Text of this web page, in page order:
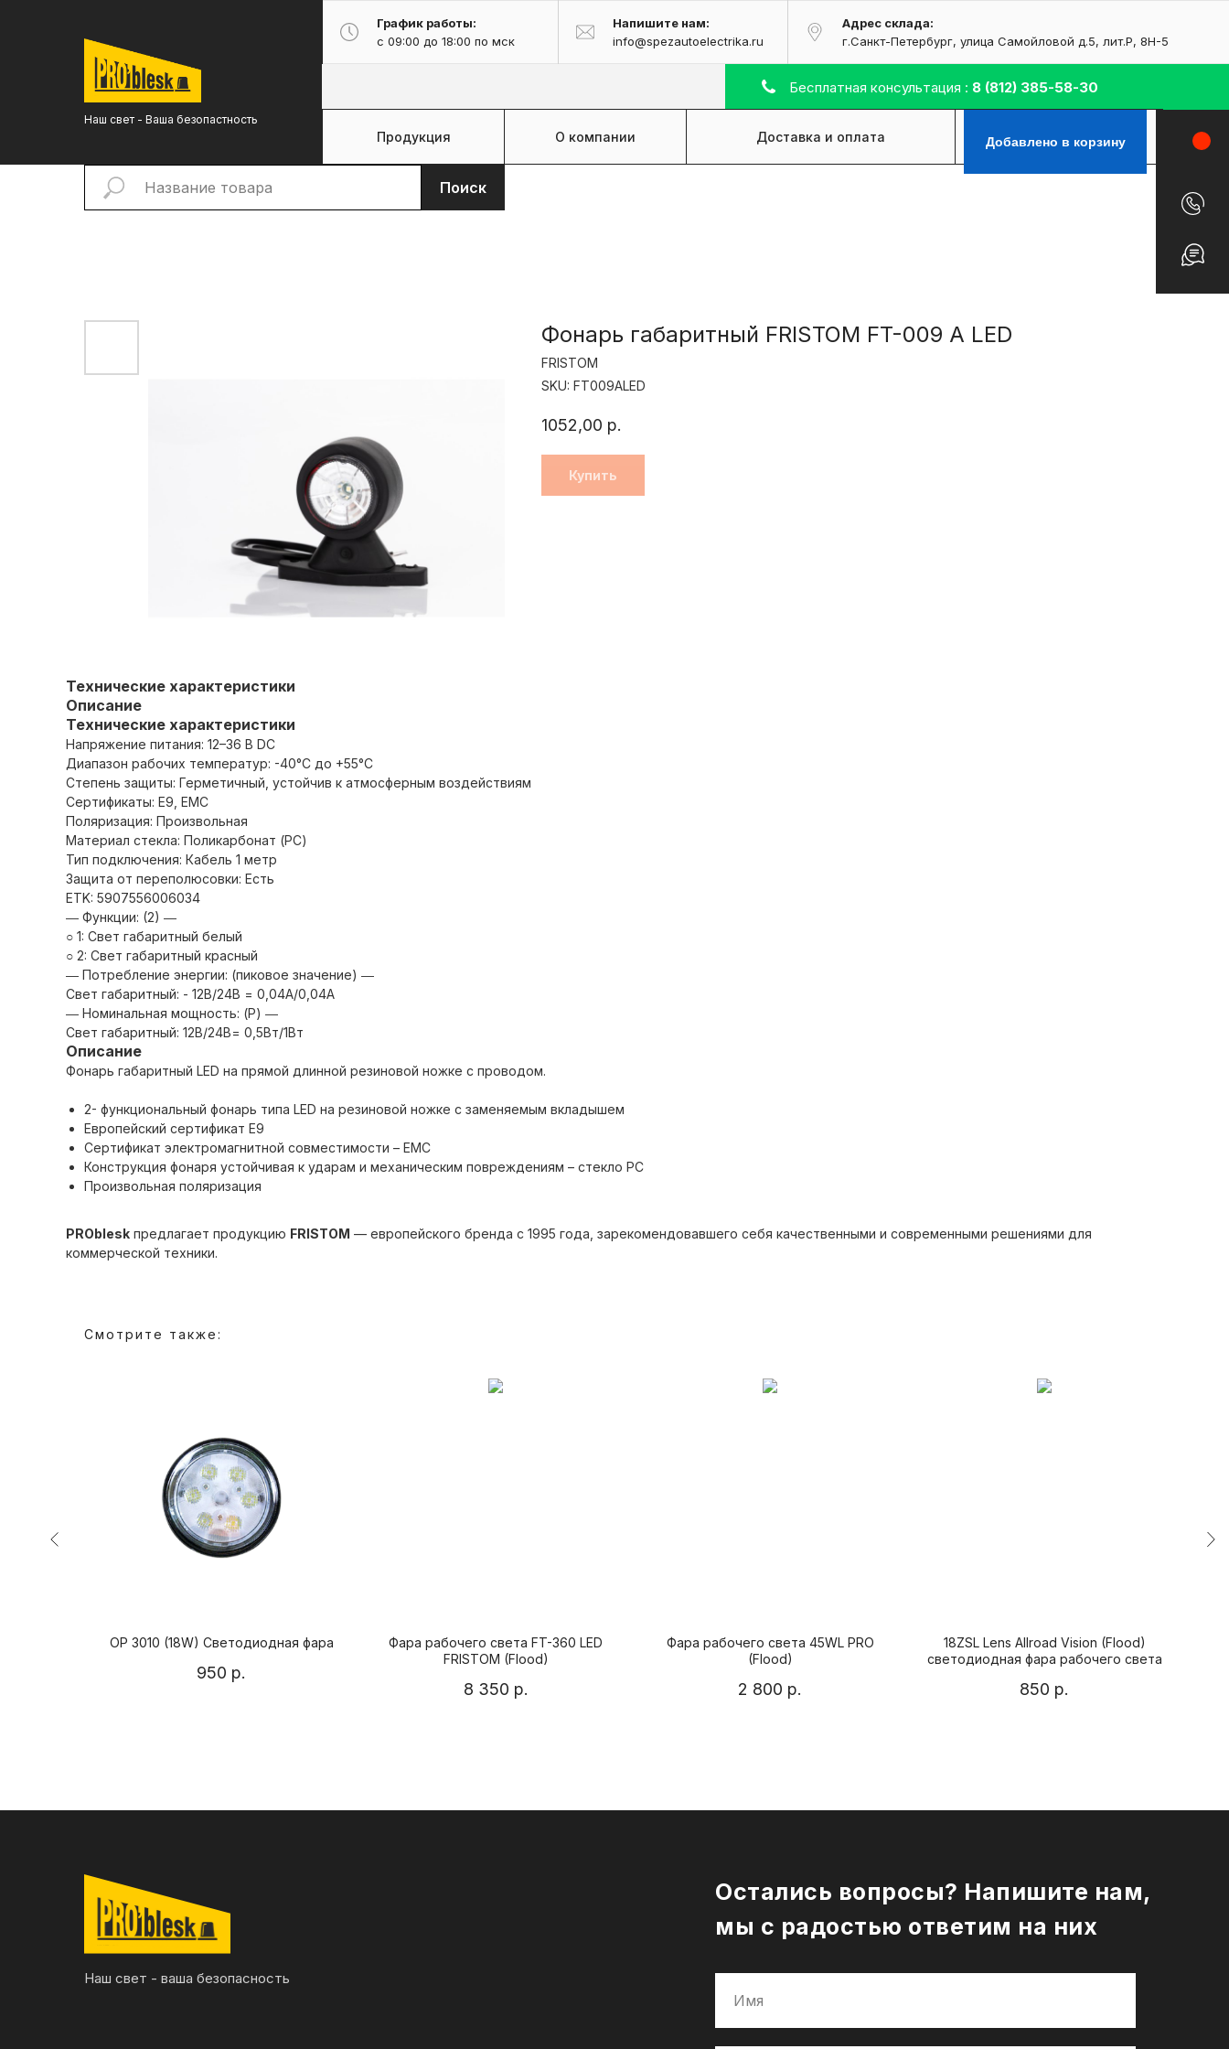
График работы:
с 09:00 до 18:00 по мск
Адрес склада:
г.Санкт-Петербург, улица Самойловой д.5, лит.Р, 8H-5
Напишите нам:
info@spezautoelectrika.ru
Бесплатная консультация : 8 (812) 385-58-30
Добавлено в корзину
Наш свет - Ваша безопастность
Продукция О компании Доставка и оплата Контакты
Поиск
Фонарь габаритный FRISTOM FT-009 A LED
FRISTOM
SKU: FT009ALED
1052,00 р.
Купить
Технические характеристики
Описание
Технические характеристики
Напряжение питания: 12–36 В DC
Диапазон рабочих температур: -40°C до +55°C
Степень защиты: Герметичный, устойчив к атмосферным воздействиям
Сертификаты: E9, EMC
Поляризация: Произвольная
Материал стекла: Поликарбонат (PC)
Тип подключения: Кабель 1 метр
Защита от переполюсовки: Есть
ETK: 5907556006034
― Функции: (2) ―
○ 1: Свет габаритный белый
○ 2: Свет габаритный красный
― Потребление энергии: (пиковое значение) ―
Свет габаритный: - 12В/24В = 0,04А/0,04А
― Номинальная мощность: (P) ―
Свет габаритный: 12В/24В= 0,5Вт/1Вт
Описание
Фонарь габаритный LED на прямой длинной резиновой ножке с проводом.
2- функциональный фонарь типа LED на резиновой ножке с заменяемым вкладышем
Европейский сертификат E9
Сертификат электромагнитной совместимости – EMC
Конструкция фонаря устойчивая к ударам и механическим повреждениям – стекло PC
Произвольная поляризация
PROblesk предлагает продукцию FRISTOM — европейского бренда с 1995 года, зарекомендовавшего себя качественными и современными решениями для
коммерческой техники.
Смотрите также:
ОР 3010 (18W) Светодиодная фара
950 р.
Фара рабочего света FT-360 LED
FRISTOM (Flood)
8 350 р.
Фара рабочего света 45WL PRO
(Flood)
2 800 р.
18ZSL Lens Allroad Vision (Flood)
светодиодная фара рабочего света
850 р.
Остались вопросы? Напишите нам,
мы с радостью ответим на них
Наш свет - ваша безопасность